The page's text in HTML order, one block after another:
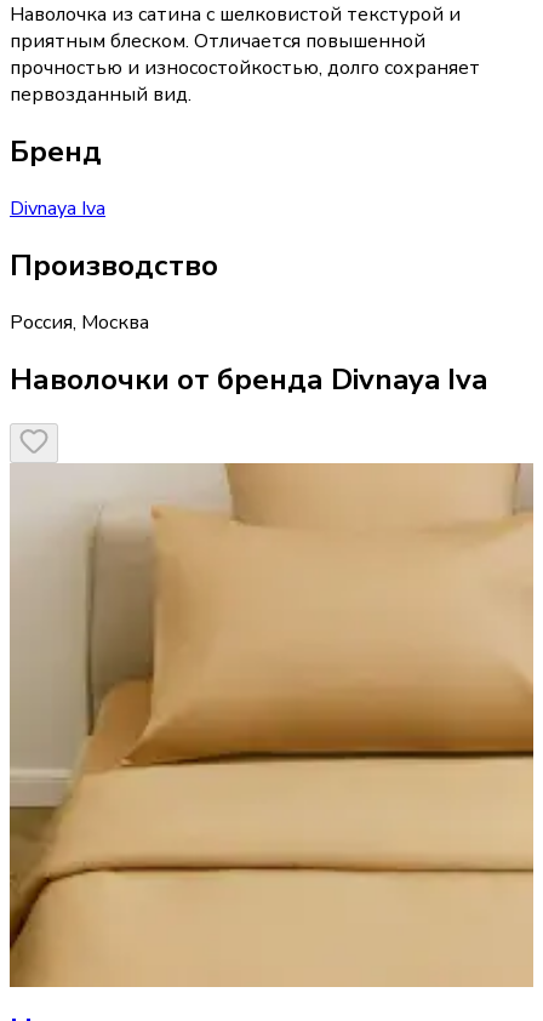
Наволочка из сатина с шелковистой текстурой и
приятным блеском. Отличается повышенной
прочностью и износостойкостью, долго сохраняет
первозданный вид.
Бренд
Divnaya Iva
Производство
Россия, Москва
Наволочки от бренда Divnaya Iva